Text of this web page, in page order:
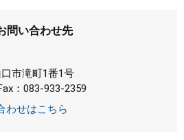
問い合わせ先
市滝町1番1号
：083-933-2359
わせはこちら